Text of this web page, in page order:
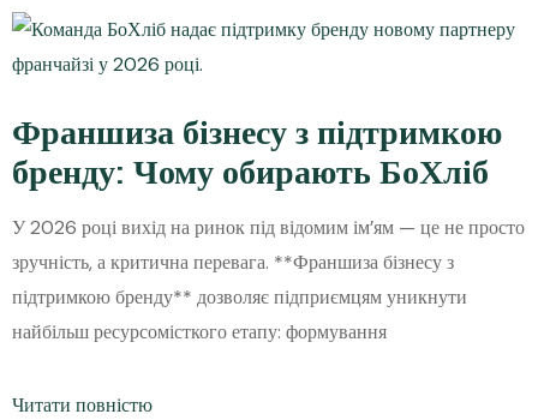
Франшиза бізнесу з підтримкою
бренду: Чому обирають БоХліб
У 2026 році вихід на ринок під відомим ім’ям — це не просто
зручність, а критична перевага. **Франшиза бізнесу з
підтримкою бренду** дозволяє підприємцям уникнути
найбільш ресурсомісткого етапу: формування
Читати повністю